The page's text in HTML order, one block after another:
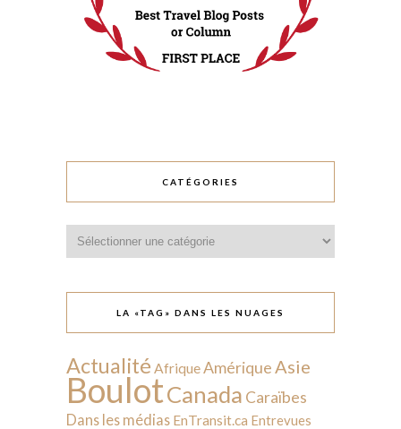
CATÉGORIES
LA «TAG» DANS LES NUAGES
Actualité AfriqueAmérique Asie
BoulotCanada Caraïbes
Dans les médias EnTransit.ca Entrevues